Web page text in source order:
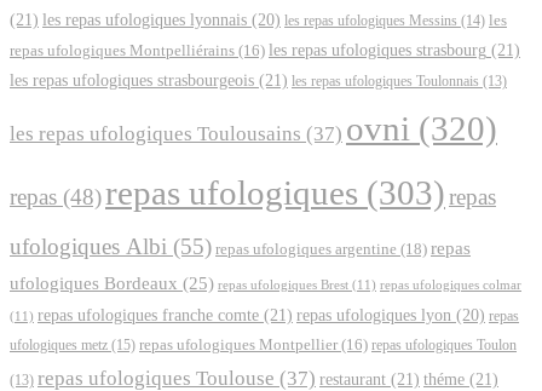
(21) les repas ufologiques lyonnais (20) les repas ufologiques Messins (14) les
repas ufologiques Montpelliérains (16) les repas ufologiques strasbourg (21)
les repas ufologiques strasbourgeois (21) les repas ufologiques Toulonnais (13)
les repas ufologiques Toulousains (37) ovni (320)
repas (48)repas ufologiques (303)repas
ufologiques Albi (55) repas ufologiques argentine (18) repas
ufologiques Bordeaux (25) repas ufologiques Brest (11) repas ufologiques colmar
(11) repas ufologiques franche comte (21) repas ufologiques lyon (20) repas
ufologiques metz (15) repas ufologiques Montpellier (16) repas ufologiques Toulon
(13) repas ufologiques Toulouse (37) restaurant (21) théme (21)